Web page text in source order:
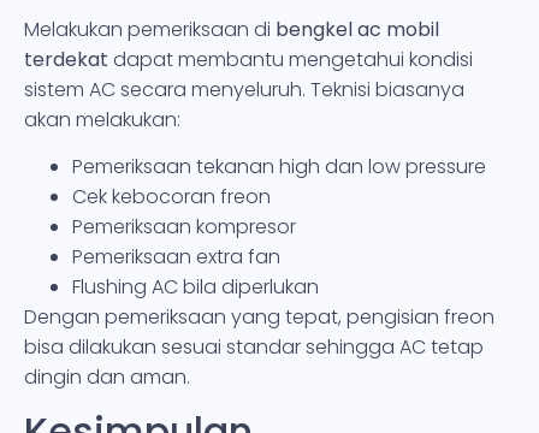
Melakukan pemeriksaan di bengkel ac mobil
terdekat dapat membantu mengetahui kondisi
sistem AC secara menyeluruh. Teknisi biasanya
akan melakukan:
Pemeriksaan tekanan high dan low pressure
Cek kebocoran freon
Pemeriksaan kompresor
Pemeriksaan extra fan
Flushing AC bila diperlukan
Dengan pemeriksaan yang tepat, pengisian freon
bisa dilakukan sesuai standar sehingga AC tetap
dingin dan aman.